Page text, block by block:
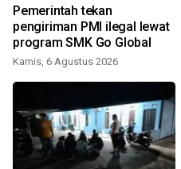
Pemerintah tekan
pengiriman PMI ilegal lewat
program SMK Go Global
Kamis, 6 Agustus 2026